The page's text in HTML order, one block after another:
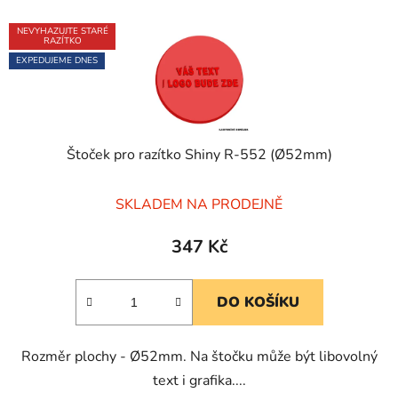
NEVYHAZUJTE STARÉ
RAZÍTKO
EXPEDUJEME DNES
Štoček pro razítko Shiny R-552 (Ø52mm)
hodnocení
produktu
5,0
hvězdiček.
SKLADEM NA PRODEJNĚ
347 Kč
DO KOŠÍKU
Rozměr plochy - Ø52mm. Na štočku může být libovolný
text i grafika....